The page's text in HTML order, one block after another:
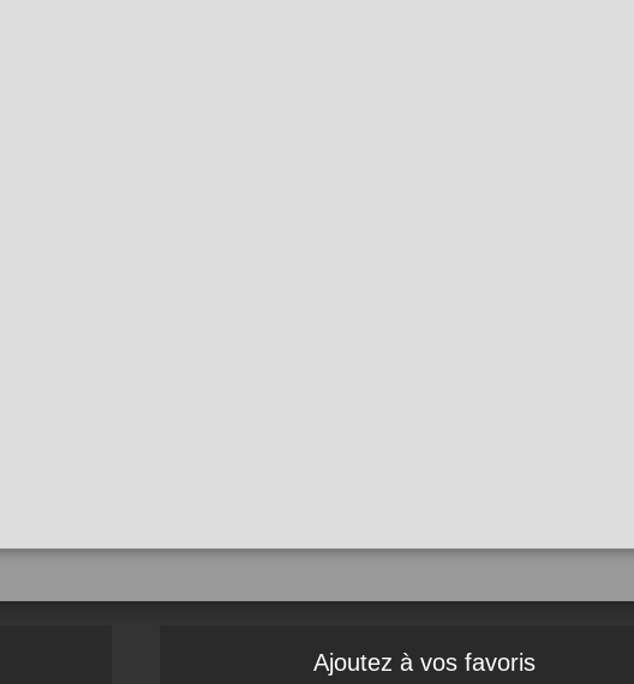
Ajoutez à vos favoris